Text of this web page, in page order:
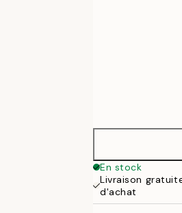
En stock
Livraison
d'achat